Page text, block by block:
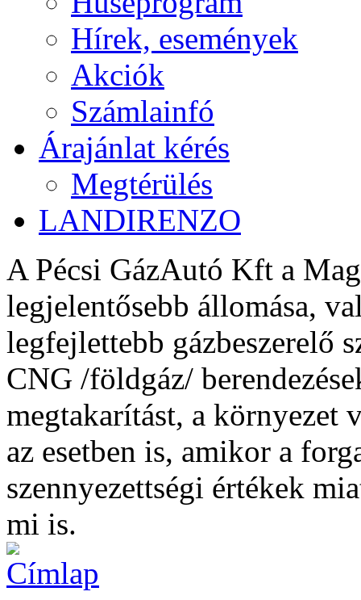
Hírek, események
Akciók
Számlainfó
Árajánlat kérés
Megtérülés
LANDIRENZO
A Pécsi GázAutó Kft a
legjelentősebb állomása,
legfejlettebb gázbeszerelő
CNG /földgáz/
megtakarítást, a környezet
az esetben is, amikor a
szennyezettségi értékek
mi is.